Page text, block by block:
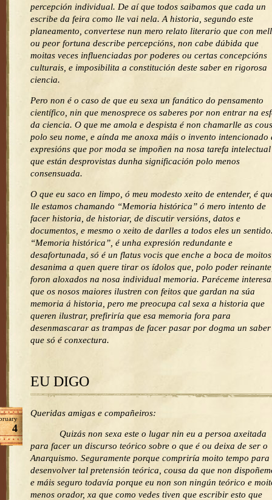
percepción individual. De aí que todos saibamos que cada un
escribe da feira como lle vai nela. A historia, segundo este
planeamento, convertese nun mero relato literario que con
ou peor fortuna describe percepcións, non cabe dúbida que
moitas veces influenciadas por poderes ou certas concepcións
culturais, e imposibilita a constitución deste saber en rigorosa
ciencia.
Pero non é o caso de que eu sexa un fanático do pensamento
científico, nin que menosprece os saberes por non entrar na
da ciencia. O que me amola e despista é non chamarlle as
polo seu nome, e aínda me anoxa máis o invento intencionado
expresións que por moda se impoñen na nosa tarefa intelectual
que están desprovistas dunha significación polo menos
consensuada.
O que eu saco en limpo, ó meu modesto xeito de entender, é
lle estamos chamando “Memoria histórica” ó mero intento de
facer historia, de historiar, de discutir versións, datos e
documentos, e mesmo o xeito de darlles a todos eles un
“Memoria histórica”, é unha expresión redundante e
desafortunada, só é un flatus vocis que enche a boca de
desanima a quen quere tirar os ídolos que, polo poder
foron aloxados na nosa individual memoria. Paréceme
que os nosos maiores ilustren con feitos que gardan na súa
memoria á historia, pero me preocupa cal sexa a historia que
queren ilustrar, prefiriría que esa memoria fora para
desenmascarar as trampas de facer pasar por dogma un saber
que só é conxectura.
EU DIGO
4
Queridas amigas e compañeiros:
Quizás non sexa este o lugar nin eu a persoa axeitada
para facer un discurso teórico sobre o que é ou deixa de ser o
Anarquismo. Seguramente porque compriría moito tempo para
desenvolver tal pretensión teórica, cousa da que non
e máis seguro todavía porque eu non son ningún teórico e
menos orador, xa que como vedes tiven que escribir esto que